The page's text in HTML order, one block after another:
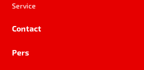
Service
Contact
Pers